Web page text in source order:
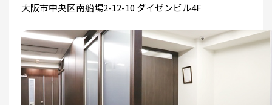
大阪市中央区南船場2-12-10 ダイゼンビル4F